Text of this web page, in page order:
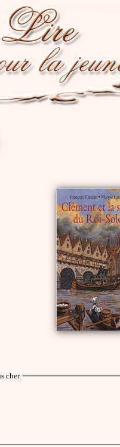
cher